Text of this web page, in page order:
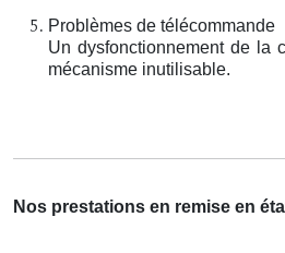
Problèmes de télécommande
Un dysfonctionnement de la
mécanisme inutilisable.
Nos prestations en remise en